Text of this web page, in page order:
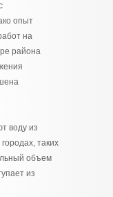
опыт
на
района
воду из
таких
объем
из